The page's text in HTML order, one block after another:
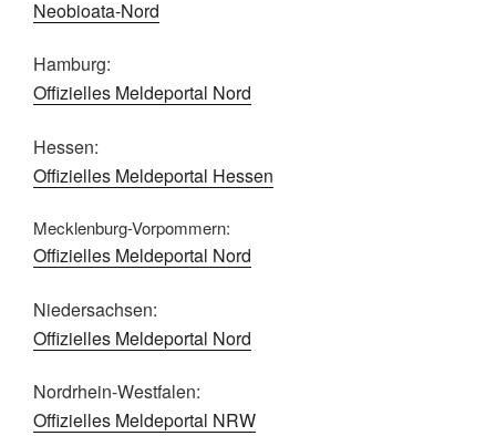
Neobioata-Nord
Hamburg:
Offizielles Meldeportal Nord
Hessen:
Offizielles Meldeportal Hessen
Mecklenburg-Vorpommern:
Offizielles Meldeportal Nord
Niedersachsen:
Offizielles Meldeportal Nord
Nordrhein-Westfalen:
Offizielles Meldeportal NRW